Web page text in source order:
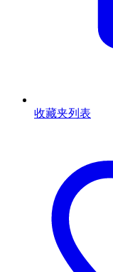
收藏夹列表